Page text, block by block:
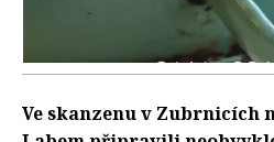
Ve skanzenu v Zubrnicích